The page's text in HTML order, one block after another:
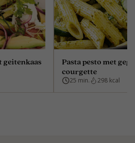
geitenkaas
Pasta pesto met
courgette
25 min. 298 kcal